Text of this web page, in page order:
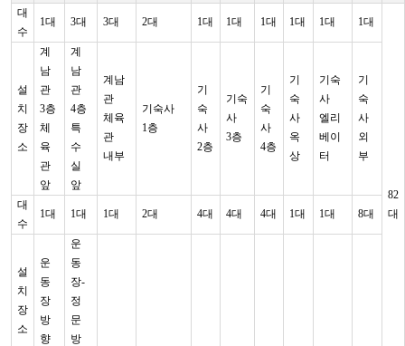
대
수
1대 3대 3대 2대 1대 1대 1대 1대 1대 1대
82
대
설
치
장
소
계
남
관
3층
체
육
관
앞
계
남
관
4층
특
수
실
앞
계남
관
체육
관
내부
기숙사
1층
기
숙
사
2층
기숙
사
3층
기
숙
사
4층
기
숙
사
옥
상
기숙
사
엘리
베이
터
기
숙
사
외
부
대
수
1대 1대 1대 2대 4대 4대 4대 1대 1대 8대
설
치
장
소
운
동
장
방
향
운
동
장-
정
문
방